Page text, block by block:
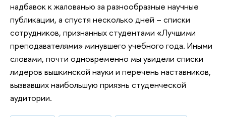
надбавок к жалованью за разнообразные научные
публикации, а спустя несколько дней – списки
сотрудников, признанных студентами «Лучшими
преподавателями» минувшего учебного года. Иными
словами, почти одновременно мы увидели списки
лидеров вышкинской науки и перечень наставников,
вызвавших наибольшую приязнь студенческой
аудитории.